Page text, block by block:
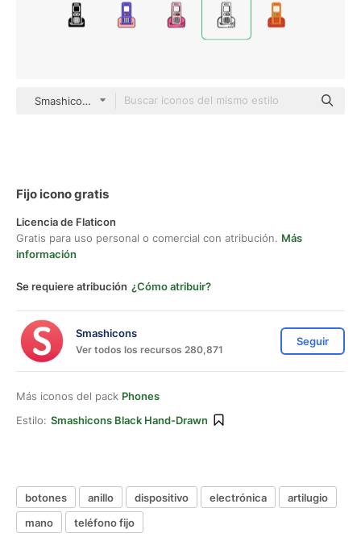
Smashicons black hand-drawn
Fijo icono gratis
Licencia de Flaticon
Gratis para uso personal o comercial con atribución. Más
información
Se requiere atribución ¿Cómo atribuir?
Smashicons
Ver todos los recursos 280,871
Seguir
Más iconos del pack Phones
Estilo: Smashicons Black Hand-Drawn
botones anillo dispositivo electrónica
artilugio
mano
teléfono fijo